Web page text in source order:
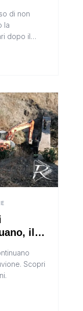
di non
la
dopo il
il
Scopri